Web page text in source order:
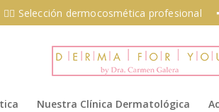
👩‍⚕️ Selección dermocosmética profesional
Nuestra Clínica Dermatológica